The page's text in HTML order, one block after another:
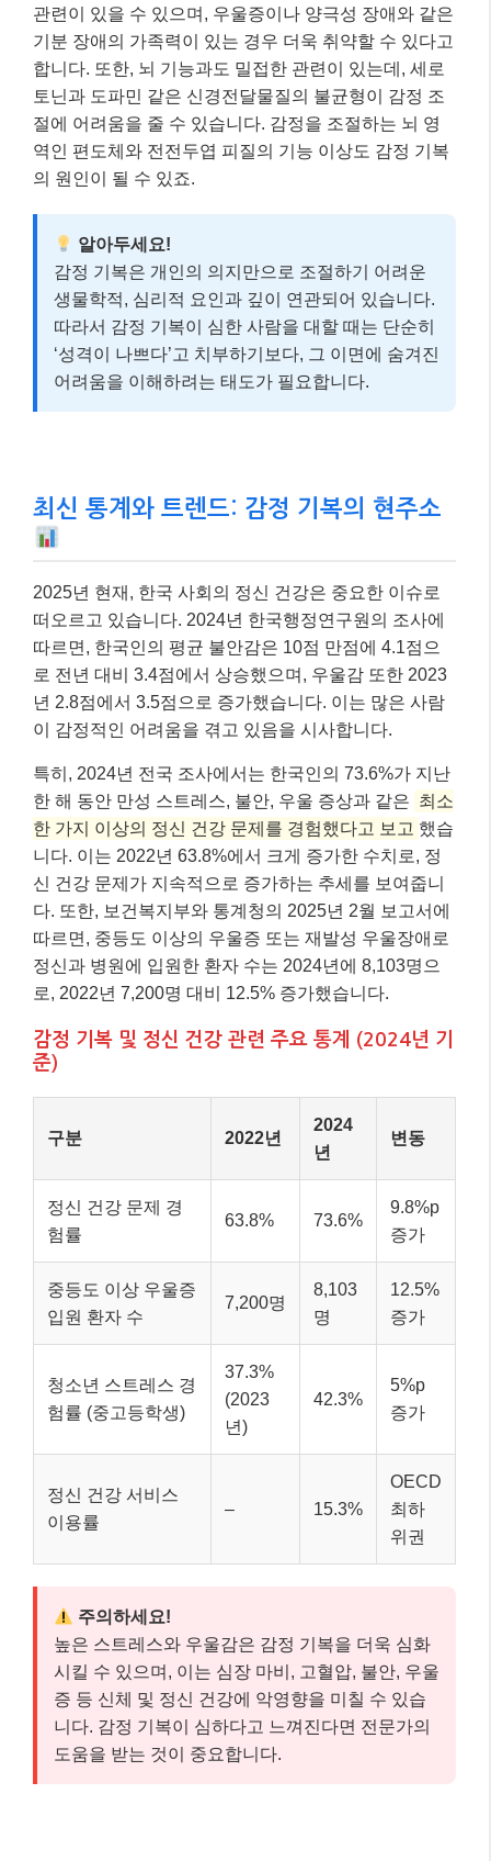
관련이 있을 수 있으며, 우울증이나 양극성 장애와 같은
기분 장애의 가족력이 있는 경우 더욱 취약할 수 있다고
합니다. 또한, 뇌 기능과도 밀접한 관련이 있는데, 세로
토닌과 도파민 같은 신경전달물질의 불균형이 감정 조
절에 어려움을 줄 수 있습니다. 감정을 조절하는 뇌 영
역인 편도체와 전전두엽 피질의 기능 이상도 감정 기복
의 원인이 될 수 있죠.
알아두세요!
감정 기복은 개인의 의지만으로 조절하기 어려운
생물학적, 심리적 요인과 깊이 연관되어 있습니다.
따라서 감정 기복이 심한 사람을 대할 때는 단순히
‘성격이 나쁘다’고 치부하기보다, 그 이면에 숨겨진
어려움을 이해하려는 태도가 필요합니다.
최신 통계와 트렌드: 감정 기복의 현주소
2025년 현재, 한국 사회의 정신 건강은 중요한 이슈로
떠오르고 있습니다. 2024년 한국행정연구원의 조사에
따르면, 한국인의 평균 불안감은 10점 만점에 4.1점으
로 전년 대비 3.4점에서 상승했으며, 우울감 또한 2023
년 2.8점에서 3.5점으로 증가했습니다. 이는 많은 사람
이 감정적인 어려움을 겪고 있음을 시사합니다.
특히, 2024년 전국 조사에서는 한국인의 73.6%가 지난
한 해 동안 만성 스트레스, 불안, 우울 증상과 같은 최소
한 가지 이상의 정신 건강 문제를 경험했다고 보고 했습
니다. 이는 2022년 63.8%에서 크게 증가한 수치로, 정
신 건강 문제가 지속적으로 증가하는 추세를 보여줍니
다. 또한, 보건복지부와 통계청의 2025년 2월 보고서에
따르면, 중등도 이상의 우울증 또는 재발성 우울장애로
정신과 병원에 입원한 환자 수는 2024년에 8,103명으
로, 2022년 7,200명 대비 12.5% 증가했습니다.
감정 기복 및 정신 건강 관련 주요 통계 (2024년 기
준)
구분 2022년
2024
년
변동
정신 건강 문제 경
험률
63.8% 73.6%
9.8%p
증가
중등도 이상 우울증
입원 환자 수
7,200명
8,103
명
12.5%
증가
청소년 스트레스 경
험률 (중고등학생)
37.3%
(2023
년)
42.3%
5%p
증가
정신 건강 서비스
이용률
– 15.3%
OECD
최하
위권
주의하세요!
높은 스트레스와 우울감은 감정 기복을 더욱 심화
시킬 수 있으며, 이는 심장 마비, 고혈압, 불안, 우울
증 등 신체 및 정신 건강에 악영향을 미칠 수 있습
니다. 감정 기복이 심하다고 느껴진다면 전문가의
도움을 받는 것이 중요합니다.